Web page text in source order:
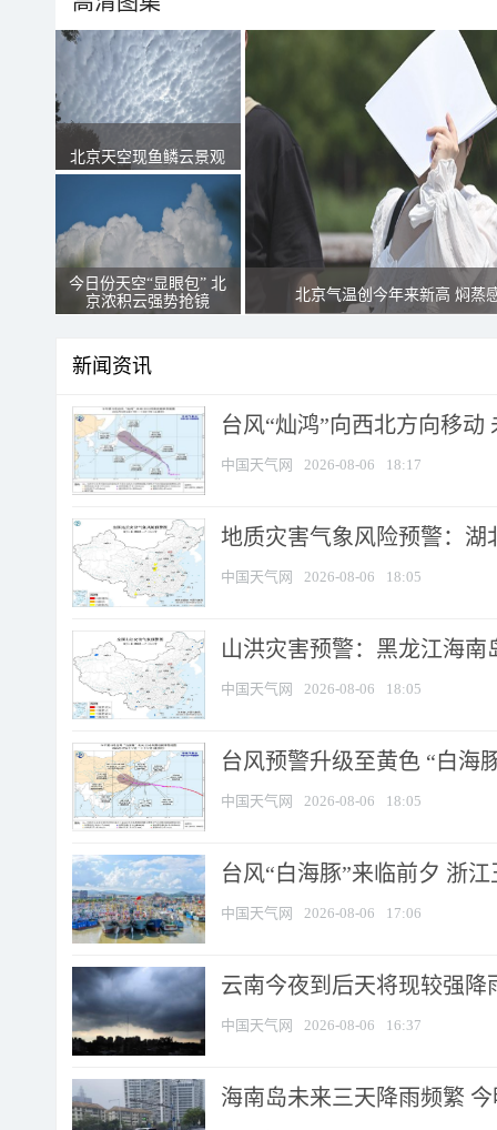
北京天空现鱼鳞云景观
今日份天空“显眼包” 北
京浓积云强势抢镜
北京气温创今年来新高 焖蒸
新闻资讯
台风“灿鸿”向西北方向移动
中国天气网 2026-08-06 18:17
地质灾害气象风险预警：湖
中国天气网 2026-08-06 18:05
山洪灾害预警：黑龙江海
中国天气网 2026-08-06 18:05
台风预警升级至黄色 “白海
中国天气网 2026-08-06 18:05
台风“白海豚”来临前夕 浙
中国天气网 2026-08-06 17:06
云南今夜到后天将现较强降
中国天气网 2026-08-06 16:37
海南岛未来三天降雨频繁